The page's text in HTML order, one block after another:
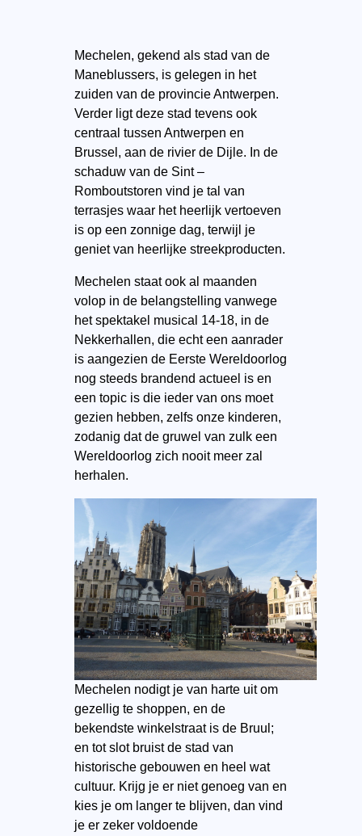
Mechelen, gekend als stad van de
Maneblussers, is gelegen in het
zuiden van de provincie Antwerpen.
Verder ligt deze stad tevens ook
centraal tussen Antwerpen en
Brussel, aan de rivier de Dijle. In de
schaduw van de Sint –
Romboutstoren vind je tal van
terrasjes waar het heerlijk vertoeven
is op een zonnige dag, terwijl je
geniet van heerlijke streekproducten.
Mechelen staat ook al maanden
volop in de belangstelling vanwege
het spektakel musical 14-18, in de
Nekkerhallen, die echt een aanrader
is aangezien de Eerste Wereldoorlog
nog steeds brandend actueel is en
een topic is die ieder van ons moet
gezien hebben, zelfs onze kinderen,
zodanig dat de gruwel van zulk een
Wereldoorlog zich nooit meer zal
herhalen.
Mechelen nodigt je van harte uit om
gezellig te shoppen, en de
bekendste winkelstraat is de Bruul;
en tot slot bruist de stad van
historische gebouwen en heel wat
cultuur. Krijg je er niet genoeg van en
kies je om langer te blijven, dan vind
je er zeker voldoende